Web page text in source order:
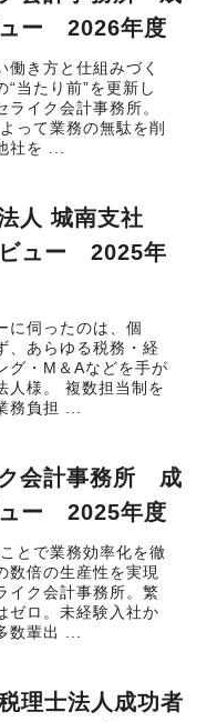
ー 2026年度
働き方と仕組みづく
“当たり前”を更新し
ライク会計事務所。
って業務の無駄を削
社を ...
人 城南支社
ュー 2025年
に伺ったのは、個
、あらゆる税務・経
グ・M＆Aなどを手が
人様。 複数担当制を
務負担 ...
会計事務所 成
ー 2025年度
とで業務効率化を徹
数倍の生産性を実現
イク会計事務所。繁
ゼロ。未経験入社か
数輩出 ...
理士法人成功者